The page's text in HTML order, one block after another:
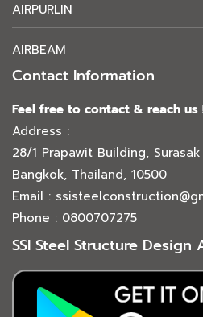
AIRPURLIN
AIRBEAM
Contact Information
Feel free to contact & reach us
Address :
28/1 Prapawit Building,
Bangkok, Thailand, 10500
Email :
Phone : 0800707275
SSI Steel Structure Design